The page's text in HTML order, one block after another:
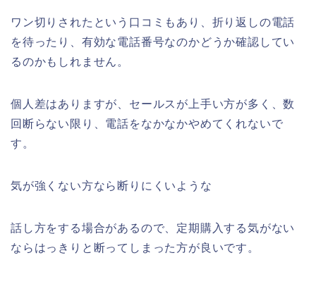
ワン切りされたという口コミもあり、折り返しの電話
を待ったり、有効な電話番号なのかどうか確認してい
るのかもしれません。
個人差はありますが、セールスが上手い方が多く、数
回断らない限り、電話をなかなかやめてくれないで
す。
気が強くない方なら断りにくいような
話し方をする場合があるので、定期購入する気がない
ならはっきりと断ってしまった方が良いです。